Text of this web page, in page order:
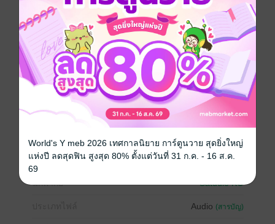
- ทุกการเปลี่ยนแปลง ก็คือโอกาสใหม่ ๆ แค่มองให้เห็นแล้ว
คว้าโอกาสนั้นไว้ให้ได้
- สิ่งที่แย่ที่สุดก็คือ การที่เรารู้ว่ากำลังอยู่ในสถานการณ์ที่
ย่ำแย่ แต่เราก็ยังตัดสินใจอยู่เฉย ๆ ด้วยการไม่ทำอะไรเลย
- เราจะรอดหรือไม่ ขึ้นอยู่กับการกระทำของเรา ไม่ใช่มัว
แต่คิด คิดแล้วก็ไม่ได้ลงมือทำอะไรเลย
- ในทุก ๆ การเปลี่ยนแปลง ไม่ใช่คนที่ฉลาดหรือคนที่แข็ง
แรงที่สุดจะเป็นผู้ที่อยู่รอด คนที่สามารถรับมือกับการ
เปลี่ยนแปลงได้ดีต่างหากที่จะอยู่รอด
พัฒนาตนเอง
นักพากย์ Satudio KO
Audio (สารบัญ)
World's Y meb 2026 เทศกาลนิยาย การ์ตูนวาย สุดยิ่งใหญ่
แห่งปี ลดสุดฟิน สูงสุด 80% ตั้งแต่วันที่ 31 ก.ค. - 16 ส.ค.
69